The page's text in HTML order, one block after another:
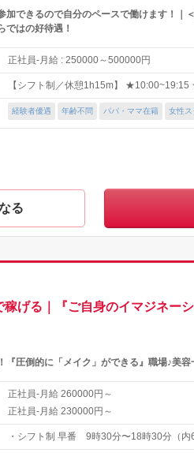
加できるので自分のペースで働けます！｜
はの好待遇！
正社員-月給 : 250000～500000円
【シフト制／休憩1h15m】
経験者優遇 年齢不問 パパ・ママ在籍 女性ス
る
る｜『ご自身のイマジネー
『圧倒的に「メイク」ができる』職場♪美
正社員-月給 260000円～
正社員-月給 230000円～
・シフト制 早番 9時30分〜18時30分（